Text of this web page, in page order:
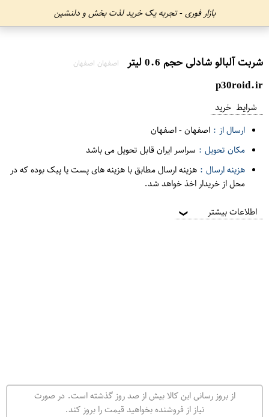
بازار فوری - تجربه یک خرید لذت بخش و دلنشین
شربت آلبالو شادلی حجم 0.6 لیتر اصفهان اصفهان
p30roid.ir
شرایط خرید
ارسال از : اصفهان-اصفهان
مکان تحویل : سراسر ایران قابل تحویل می باشد
هزینه ارسال : هزینه ارسال مطابق با هزینه های پست یا پیک بوده که در
محل از خریدار اخذ خواهد شد.
اطلاعات بیشتر ❯
از بروز رسانی این کالا بیش از صد روز گذشته است. در صورت
نیاز از فروشنده بخواهید قیمت را بروز کند.